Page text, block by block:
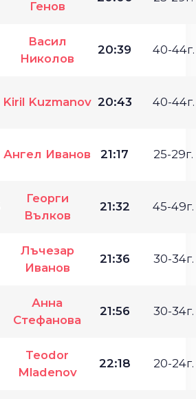
Генов
Васил
Николов
20:39 40-44г.
Kiril Kuzmanov 20:43 40-44г.
Ангел Иванов 21:17 25-29г.
Георги
Вълков
21:32 45-49г.
Лъчезар
Иванов
21:36 30-34г.
Анна
Стефанова
21:56 30-34г.
Teodor
Mladenov
22:18 20-24г.